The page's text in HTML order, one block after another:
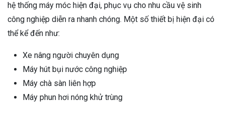
hệ thống máy móc hiện đại, phục vụ cho nhu cầu vệ sinh
công nghiệp diễn ra nhanh chóng. Một số thiết bị hiện đại có
thể kể đến như:
Xe nâng người chuyên dụng
Máy hút bụi nước công nghiệp
Máy chà sàn liên hợp
Máy phun hơi nóng khử trùng